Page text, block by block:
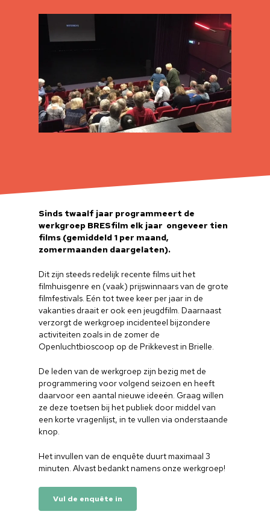
Sinds twaalf jaar programmeert de
werkgroep BRESfilm elk jaar ongeveer tien
films (gemiddeld 1 per maand,
zomermaanden daargelaten).
Dit zijn steeds redelijk recente films uit het
filmhuisgenre en (vaak) prijswinnaars van de grote
filmfestivals. Eén tot twee keer per jaar in de
vakanties draait er ook een jeugdfilm. Daarnaast
verzorgt de werkgroep incidenteel bijzondere
activiteiten zoals in de zomer de
Openluchtbioscoop op de Prikkevest in Brielle.
De leden van de werkgroep zijn bezig met de
programmering voor volgend seizoen en heeft
daarvoor een aantal nieuwe ideeën. Graag willen
ze deze toetsen bij het publiek door middel van
een korte vragenlijst, in te vullen via onderstaande
knop.
Het invullen van de enquête duurt maximaal 3
minuten. Alvast bedankt namens onze werkgroep!
Vul de enquête in